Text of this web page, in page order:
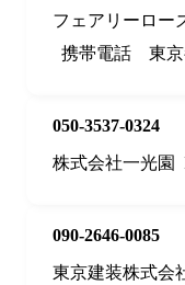
フェアリーロー
携帯電話
東
050-3537-0324
株式会社一光園
090-2646-0085
東京建装株式会